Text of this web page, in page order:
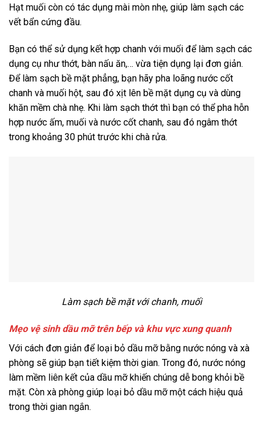
Hạt muối còn có tác dụng mài mòn nhẹ, giúp làm sạch các
vết bẩn cứng đầu.
Bạn có thể sử dụng kết hợp chanh với muối để làm sạch các
dụng cụ như thớt, bàn nấu ăn,… vừa tiện dụng lại đơn giản.
Để làm sạch bề mặt phẳng, bạn hãy pha loãng nước cốt
chanh và muối hột, sau đó xịt lên bề mặt dụng cụ và dùng
khăn mềm chà nhẹ. Khi làm sạch thớt thì bạn có thể pha hỗn
hợp nước ấm, muối và nước cốt chanh, sau đó ngâm thớt
trong khoảng 30 phút trước khi chà rửa.
Làm sạch bề mặt với chanh, muối
Mẹo vệ sinh dầu mỡ trên bếp và khu vực xung quanh
Với cách đơn giản để loại bỏ dầu mỡ bằng nước nóng và xà
phòng sẽ giúp bạn tiết kiệm thời gian. Trong đó, nước nóng
làm mềm liên kết của dầu mỡ khiến chúng dễ bong khỏi bề
mặt. Còn xà phòng giúp loại bỏ dầu mỡ một cách hiệu quả
trong thời gian ngắn.